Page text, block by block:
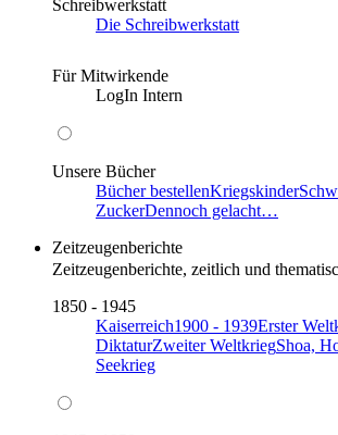
Schreibwerkstatt
Die Schreibwerkstatt
Für Mitwirkende
LogIn Intern
Unsere Bücher
Bücher bestellenKriegskinder
ZuckerDennoch gelacht…
Zeitzeugenberichte
Zeitzeugenberichte, zeitlich und
1850 - 1945
Kaiserreich1900 - 1939Erster
DiktaturZweiter WeltkriegShoa,
Seekrieg